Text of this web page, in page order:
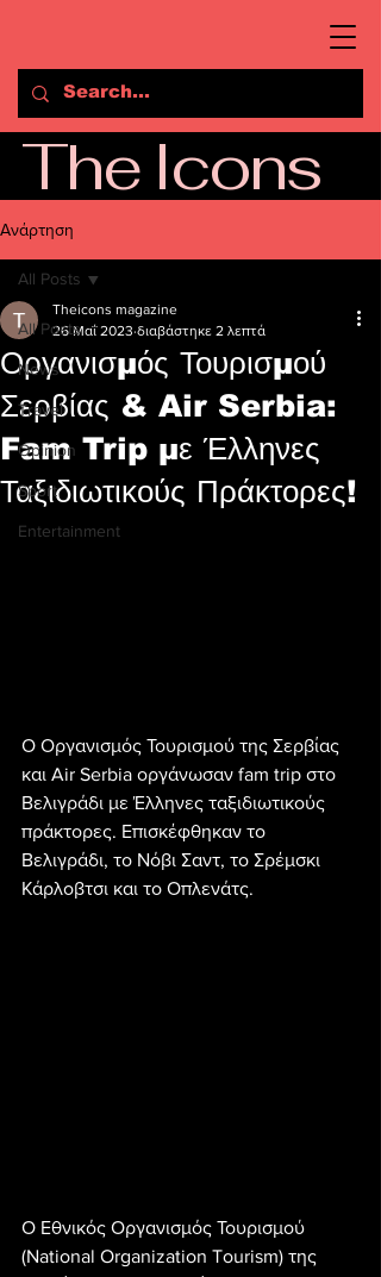
The Icons
Ανάρτηση
All Posts
News
Travel
Opinion
Sport
Entertainment
All Posts
Οργανισμός Τουρισμού
Σερβίας & Air Serbia:
Fam Trip με Έλληνες
Ταξιδιωτικούς Πράκτορες!
Theicons magazine
26 Μαΐ 2023 διαβάστηκε 2 λεπτά
Ο Οργανισμός Τουρισμού της Σερβίας
και Air Serbia οργάνωσαν fam trip στο
Βελιγράδι με Έλληνες ταξιδιωτικούς
πράκτορες. Επισκέφθηκαν το
Βελιγράδι, το Νόβι Σαντ, το Σρέμσκι
Κάρλοβτσι και το Οπλενάτς.
Ο Εθνικός Οργανισμός Τουρισμού
(National Organization Tourism) της